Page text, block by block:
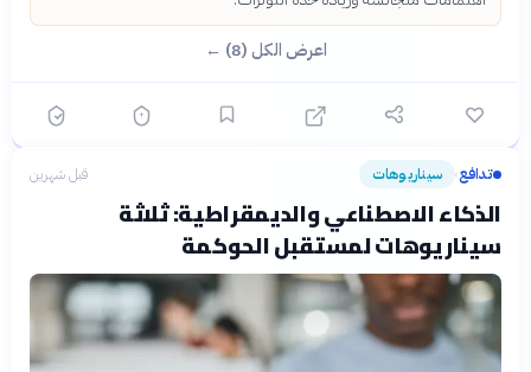
اعرض الكل (8) ←
تدافع› سيناريوهات قبل شهرين
الذكاء الاصطناعي والديمقراطية: ثلاثة
سيناريوهات لمستقبل الحوكمة